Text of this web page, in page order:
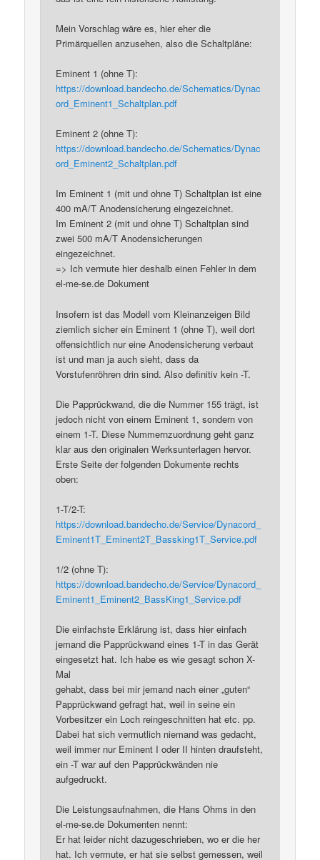
Mein Vorschlag wäre es, hier eher die
Primärquellen anzusehen, also die Schaltpläne:
Eminent 1 (ohne T):
https://download.bandecho.de/Schematics/Dynac
ord_Eminent1_Schaltplan.pdf
Eminent 2 (ohne T):
https://download.bandecho.de/Schematics/Dynac
ord_Eminent2_Schaltplan.pdf
Im Eminent 1 (mit und ohne T) Schaltplan ist eine
400 mA/T Anodensicherung eingezeichnet.
Im Eminent 2 (mit und ohne T) Schaltplan sind
zwei 500 mA/T Anodensicherungen
eingezeichnet.
=> Ich vermute hier deshalb einen Fehler in dem
el-me-se.de Dokument
Insofern ist das Modell vom Kleinanzeigen Bild
ziemlich sicher ein Eminent 1 (ohne T), weil dort
offensichtlich nur eine Anodensicherung verbaut
ist und man ja auch sieht, dass da
Vorstufenröhren drin sind. Also definitiv kein -T.
Die Papprückwand, die die Nummer 155 trägt, ist
jedoch nicht von einem Eminent 1, sondern von
einem 1-T. Diese Nummernzuordnung geht ganz
klar aus den originalen Werksunterlagen hervor.
Erste Seite der folgenden Dokumente rechts
oben:
1-T/2-T:
https://download.bandecho.de/Service/Dynacord_
Eminent1T_Eminent2T_Bassking1T_Service.pdf
1/2 (ohne T):
https://download.bandecho.de/Service/Dynacord_
Eminent1_Eminent2_BassKing1_Service.pdf
Die einfachste Erklärung ist, dass hier einfach
jemand die Papprückwand eines 1-T in das Gerät
eingesetzt hat. Ich habe es wie gesagt schon X-
Mal
gehabt, dass bei mir jemand nach einer „guten“
Papprückwand gefragt hat, weil in seine ein
Vorbesitzer ein Loch reingeschnitten hat etc. pp.
Dabei hat sich vermutlich niemand was gedacht,
weil immer nur Eminent I oder II hinten draufsteht,
ein -T war auf den Papprückwänden nie
aufgedruckt.
Die Leistungsaufnahmen, die Hans Ohms in den
el-me-se.de Dokumenten nennt:
Er hat leider nicht dazugeschrieben, wo er die her
hat. Ich vermute, er hat sie selbst gemessen, weil